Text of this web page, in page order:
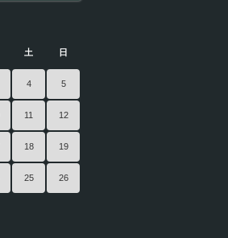
土 日
4 5
11 12
18 19
25 26